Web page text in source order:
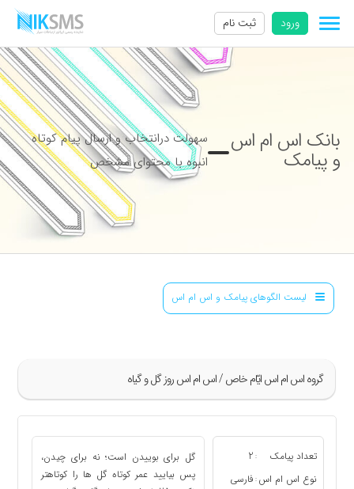
ورود ثبت نام
بانک اس ام اس
و پیامک
سهولت درانتخاب و ارسال پیام کوتاه
انبوه با محتوای مشخص
لیست الگوهای پیامک و اس ام اس
گروه اس ام اس ايّام خاص / اس ام اس روز گل و گیاه
تعداد پیامک :
2
نوع اس ام اس : فارسی
گل برای بوییدن است؛ نه برای چیدن،
پس بیایید عمر کوتاه گل ها را کوتاهتر